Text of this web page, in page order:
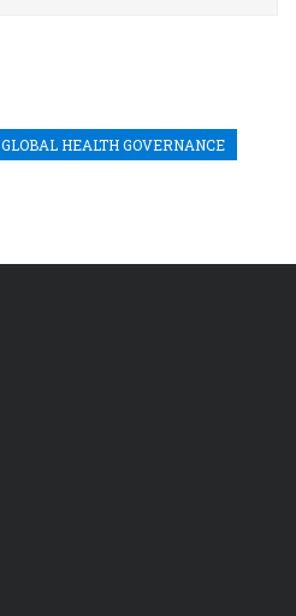
GLOBAL HEALTH GOVERNANCE